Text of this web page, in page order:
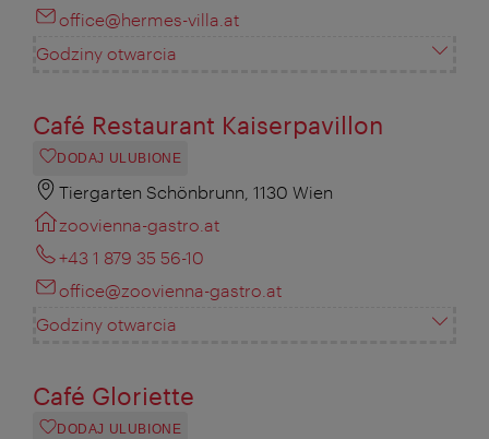
office@hermes-villa.at
Godziny otwarcia
Café Restaurant Kaiserpavillon
DODAJ ULUBIONE
Tiergarten Schönbrunn, 1130 Wien
zoovienna-gastro.at
+43 1 879 35 56-10
office@zoovienna-gastro.at
Godziny otwarcia
Café Gloriette
DODAJ ULUBIONE